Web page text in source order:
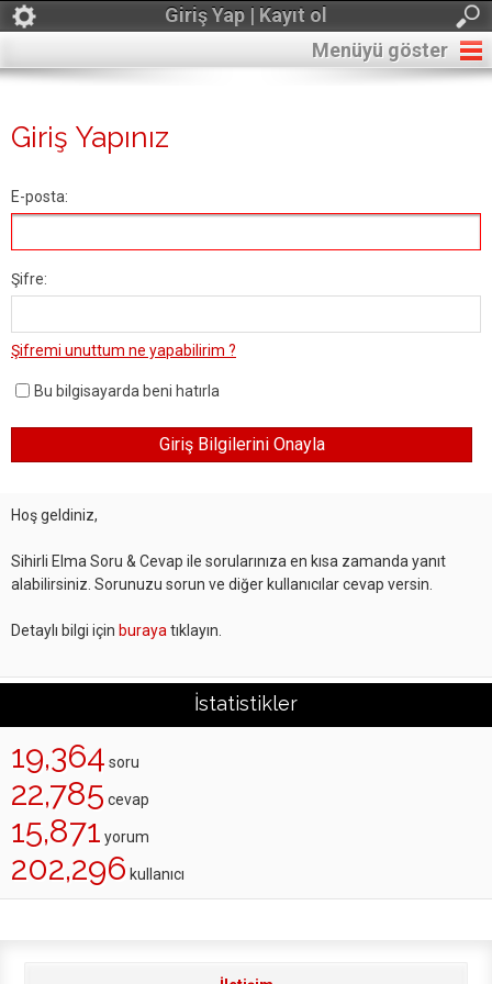
Giriş Yap | Kayıt ol
Menüyü göster
Giriş Yapınız
E-posta:
Şifre:
Şifremi unuttum ne yapabilirim ?
Bu bilgisayarda beni hatırla
Hoş geldiniz,
Sihirli Elma Soru & Cevap ile sorularınıza en kısa zamanda yanıt
alabilirsiniz. Sorunuzu sorun ve diğer kullanıcılar cevap versin.
Detaylı bilgi için buraya tıklayın.
İstatistikler
19,364 soru
22,785 cevap
15,871 yorum
202,296 kullanıcı